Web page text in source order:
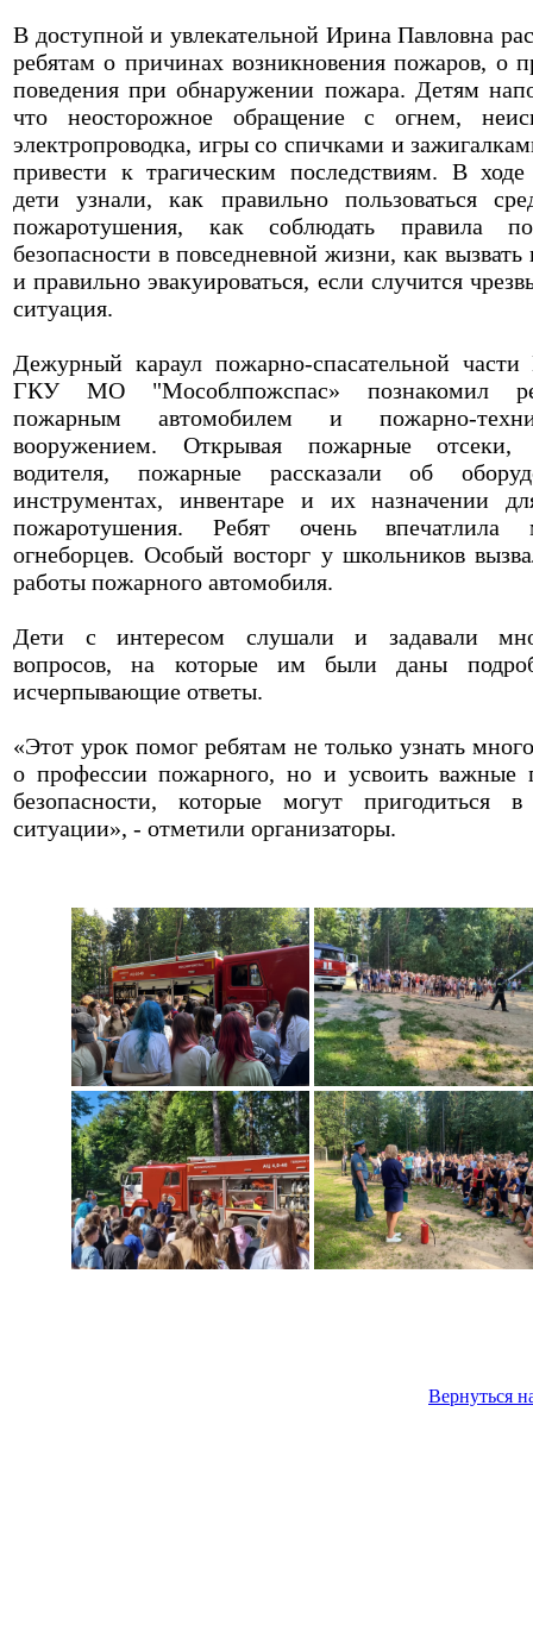
В доступной и увлекательной Ирина Павловна
ребятам о причинах возникновения пожаров, о
поведения при обнаружении пожара. Детям
что неосторожное обращение с огнем,
электропроводка, игры со спичками и
привести к трагическим последствиям. В ходе
дети узнали, как правильно пользоваться
пожаротушения, как соблюдать правила
безопасности в повседневной жизни, как
и правильно эвакуироваться, если случится
ситуация.
Дежурный караул пожарно-спасательной
ГКУ МО "Мособлпожспас» познакомил
пожарным автомобилем и пожарно-
вооружением. Открывая пожарные отсеки,
водителя, пожарные рассказали об
инструментах, инвентаре и их назначении
пожаротушения. Ребят очень впечатлила
огнеборцев. Особый восторг у школьников
работы пожарного автомобиля.
Дети с интересом слушали и задавали
вопросов, на которые им были даны
исчерпывающие ответы.
«Этот урок помог ребятам не только узнать
о профессии пожарного, но и усвоить важные
безопасности, которые могут пригодиться
ситуации», - отметили организаторы.
Вернуться